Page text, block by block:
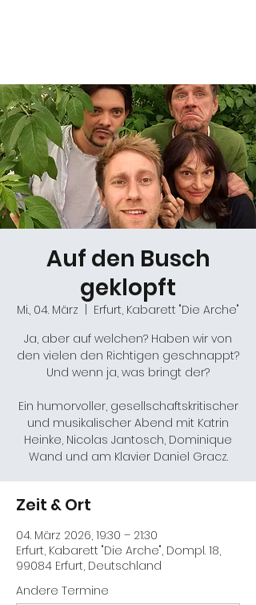
Auf den Busch
geklopft
Mi., 04. März
Erfurt, Kabarett "Die Arche"
Ja, aber auf welchen? Haben wir von
den vielen den Richtigen geschnappt?
Und wenn ja, was bringt der?
Ein humorvoller, gesellschaftskritischer
und musikalischer Abend mit Katrin
Heinke, Nicolas Jantosch, Dominique
Wand und am Klavier Daniel Gracz.
Zeit & Ort
04. März 2026, 19:30 – 21:30
Erfurt, Kabarett "Die Arche", Dompl. 18,
99084 Erfurt, Deutschland
Andere Termine